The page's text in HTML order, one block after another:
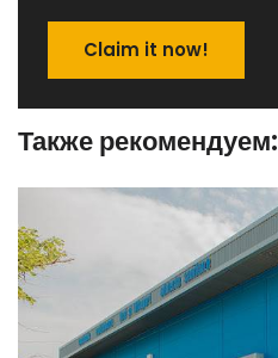
Claim it now!
Также рекомендуем: